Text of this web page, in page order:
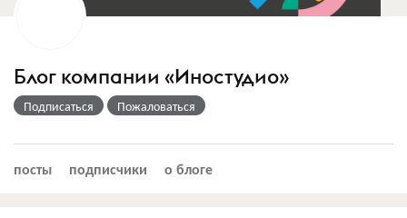
Блог компании «Иностудио»
Подписаться Пожаловаться
посты подписчики о блоге